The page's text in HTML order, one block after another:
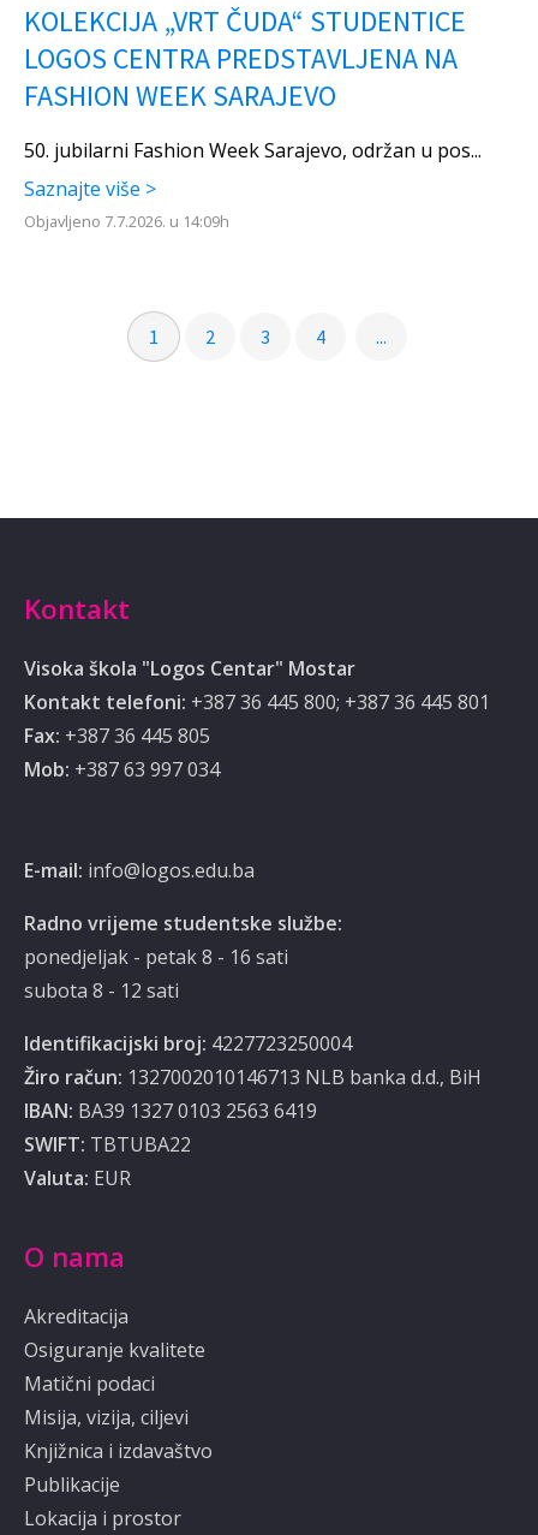
KOLEKCIJA „VRT ČUDA“ STUDENTICE
LOGOS CENTRA PREDSTAVLJENA NA
FASHION WEEK SARAJEVO
50. jubilarni Fashion Week Sarajevo, održan u pos...
Saznajte više >
Objavljeno 7.7.2026. u 14:09h
1 2 3 4 ...
Kontakt
Visoka škola "Logos Centar" Mostar
Kontakt telefoni: +387 36 445 800; +387 36 445 801
Fax: +387 36 445 805
Mob: ‭‎+387 63 997 034‬
E-mail: info@logos.edu.ba
Radno vrijeme studentske službe:
ponedjeljak - petak 8 - 16 sati
subota 8 - 12 sati
Identifikacijski broj: 4227723250004
Žiro račun: 1327002010146713 NLB banka d.d., BiH
IBAN: BA39 1327 0103 2563 6419
SWIFT: TBTUBA22
Valuta: EUR
O nama
Akreditacija
Osiguranje kvalitete
Matični podaci
Misija, vizija, ciljevi
Knjižnica i izdavaštvo
Publikacije
Lokacija i prostor